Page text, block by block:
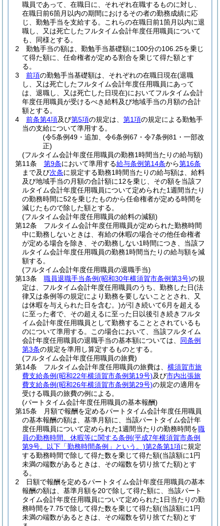
職員であって、在職日に、それぞれ在職するものに対し、
在職日前6箇月以内の期間におけるその者の勤務成績に応
じ、勤勉手当を支給する。
これらの在職日前1箇月以内に退
職し、又は死亡したフルタイム会計年度任用職員について
も、同様とする。
2
勤勉手当の額は、勤勉手当基礎額に100分の106.25を乗じ
て得た額に、任命権者が定める割合を乗じて得た額とす
る。
3
前項の勤勉手当基礎額は、それぞれの在職日現在(退職
し、又は死亡したフルタイム会計年度任用職員にあって
は、退職し、又は死亡した日現在)においてフルタイム会計
年度任用職員が受けるべき給料及び地域手当の月額の合計
額とする。
4
前条第4項及び第5項の規定は、 第1項の規定による勤勉手
当の支給について準用する。
(令5条例49・追加、令6条例67・令7条例81・一部改
正)
(フルタイム会計年度任用職員の勤務1時間当たりの給与額)
第11条
第9条において準用する給与条例第14条から第16条
まで及び次条に規定する勤務1時間当たりの給与額は、給料
及び地域手当の月額の合計額に12を乗じ、その額を当該フ
ルタイム会計年度任用職員について定められた1週間当たり
の勤務時間に52を乗じたものから任命権者が定める時間を
減じたもので除した額とする。
(フルタイム会計年度任用職員の給料の減額)
第12条
フルタイム会計年度任用職員が定められた勤務時間
中に勤務しないときは、有給の休暇の場合その他任命権者
が定める場合を除き、その勤務しない1時間につき、当該フ
ルタイム会計年度任用職員の勤務1時間当たりの給与額を減
額する。
(フルタイム会計年度任用職員の退職手当)
第13条
職員退職手当条例(昭和30年横須賀市条例第3号)の規
定は、フルタイム会計年度任用職員のうち、勤務した日(法
律又は条例等の規定により勤務を要しないこととされ、又
は休暇を与えられた日を含む。)が引き続いて6月を超える
に至った者で、その超えるに至った日以後引き続きフルタ
イム会計年度任用職員として勤務することとされているも
のについて準用する。
この場合において、当該フルタイム
会計年度任用職員の退職手当の基本額については、 同条例
第3条の規定を準用し算定するものとする。
(フルタイム会計年度任用職員の旅費)
第14条
フルタイム会計年度任用職員の旅費は、 横須賀市旅
費支給条例(昭和22年横須賀市条例第19号)及び市内出張旅
費支給条例(昭和26年横須賀市条例第29号)の規定の適用を
受ける職員の旅費の例による。
(パートタイム会計年度任用職員の基本報酬)
第15条
月額で報酬を定めるパートタイム会計年度任用職員
の基本報酬の額は、基準月額に、当該パートタイム会計年
度任用職員について定められた1週間当たりの勤務時間を職
員の勤務時間、休暇等に関する条例(平成7年横須賀市条例
第9号。以下「勤務時間条例」という。)第2条第1項に規定
する勤務時間で除して得た数を乗じて得た額(当該額に1円
未満の端数があるときは、その端数を切り捨てた額)とす
る。
2
日額で報酬を定めるパートタイム会計年度任用職員の基本
報酬の額は、基準月額を20で除して得た額に、当該パート
タイム会計年度任用職員について定められた1日当たりの勤
務時間を7.75で除して得た数を乗じて得た額(当該額に1円
未満の端数があるときは、その端数を切り捨てた額)とす